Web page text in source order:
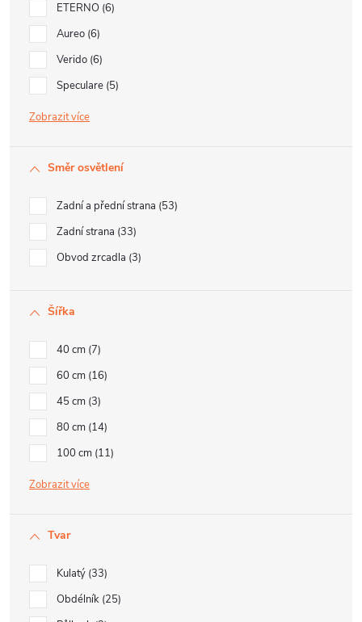
ETERNO 6
Aureo 6
Verido 6
Speculare 5
Zobrazit
Směr osvětlení
Zadní a přední strana 53
Zadní strana 33
Obvod zrcadla 3
Šířka
40 cm 7
60 cm 16
45 cm 3
80 cm 14
100 cm 11
Zobrazit
Tvar
Kulatý 33
Obdélník 25